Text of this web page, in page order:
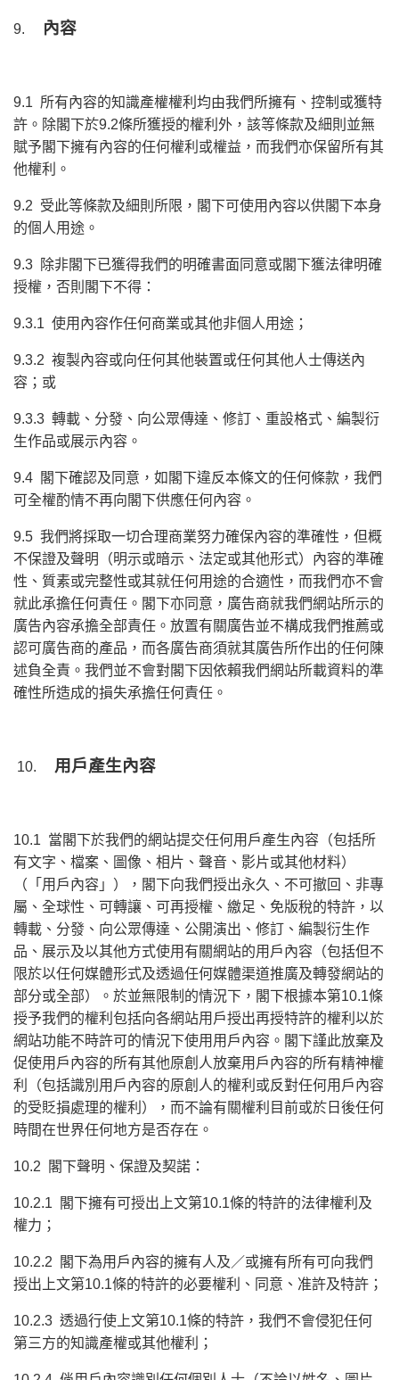
9. 內容
9.1 所有內容的知識產權權利均由我們所擁有、控制或獲特
許。除閣下於9.2條所獲授的權利外，該等條款及細則並無
賦予閣下擁有內容的任何權利或權益，而我們亦保留所有其
他權利。
9.2 受此等條款及細則所限，閣下可使用內容以供閣下本身
的個人用途。
9.3 除非閣下已獲得我們的明確書面同意或閣下獲法律明確
授權，否則閣下不得：
9.3.1 使用內容作任何商業或其他非個人用途；
9.3.2 複製內容或向任何其他裝置或任何其他人士傳送內
容；或
9.3.3 轉載、分發、向公眾傳達、修訂、重設格式、編製衍
生作品或展示內容。
9.4 閣下確認及同意，如閣下違反本條文的任何條款，我們
可全權酌情不再向閣下供應任何內容。
9.5 我們將採取一切合理商業努力確保內容的準確性，但概
不保證及聲明（明示或暗示、法定或其他形式）內容的準確
性、質素或完整性或其就任何用途的合適性，而我們亦不會
就此承擔任何責任。閣下亦同意，廣告商就我們網站所示的
廣告內容承擔全部責任。放置有關廣告並不構成我們推薦或
認可廣告商的產品，而各廣告商須就其廣告所作出的任何陳
述負全責。我們並不會對閣下因依賴我們網站所載資料的準
確性所造成的損失承擔任何責任。
10. 用戶產生內容
10.1 當閣下於我們的網站提交任何用戶產生內容（包括所
有文字、檔案、圖像、相片、聲音、影片或其他材料）
（「用戶內容」），閣下向我們授出永久、不可撤回、非專
屬、全球性、可轉讓、可再授權、繳足、免版稅的特許，以
轉載、分發、向公眾傳達、公開演出、修訂、編製衍生作
品、展示及以其他方式使用有關網站的用戶內容（包括但不
限於以任何媒體形式及透過任何媒體渠道推廣及轉發網站的
部分或全部）。於並無限制的情況下，閣下根據本第10.1條
授予我們的權利包括向各網站用戶授出再授特許的權利以於
網站功能不時許可的情況下使用用戶內容。閣下謹此放棄及
促使用戶內容的所有其他原創人放棄用戶內容的所有精神權
利（包括識別用戶內容的原創人的權利或反對任何用戶內容
的受貶損處理的權利），而不論有關權利目前或於日後任何
時間在世界任何地方是否存在。
10.2 閣下聲明、保證及契諾：
10.2.1 閣下擁有可授出上文第10.1條的特許的法律權利及
權力；
10.2.2 閣下為用戶內容的擁有人及／或擁有所有可向我們
授出上文第10.1條的特許的必要權利、同意、准許及特許；
10.2.3 透過行使上文第10.1條的特許，我們不會侵犯任何
第三方的知識產權或其他權利；